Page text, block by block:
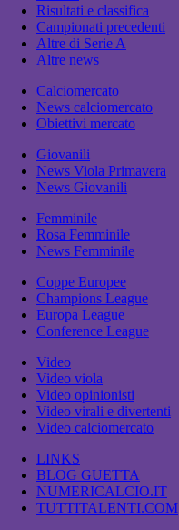
Risultati e classifica
Campionati precedenti
Altre di Serie A
Altre news
Calciomercato
News calciomercato
Obiettivi mercato
Giovanili
News Viola Primavera
News Giovanili
Femminile
Rosa Femminile
News Femminile
Coppe Europee
Champions League
Europa League
Conference League
Video
Video viola
Video opinionisti
Video virali e divertenti
Video calciomercato
LINKS
BLOG GUETTA
NUMERICALCIO.IT
TUTTITALENTI.COM